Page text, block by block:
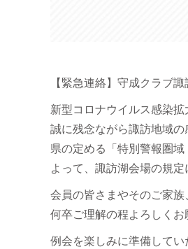
【緊急連絡】守成クラブ
新型コロナウイルス感染拡
誠に残念ながら諏訪地域の
県の定める「特別警報圏
よって、諏訪湖会場の規
会員の皆さまやそのご家族
何卒ご理解の程よろしくお
例会を楽しみに準備してい